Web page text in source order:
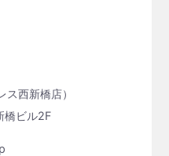
⻄新橋店）
橋ビル2F